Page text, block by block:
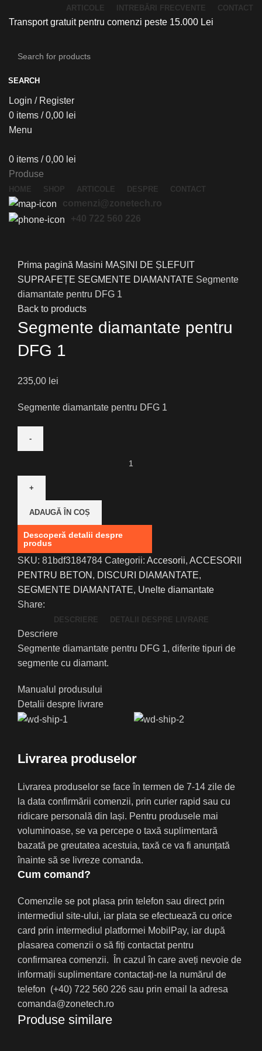
ARTICOLE INTREBĂRI FRECVENTE CONTACT
Transport gratuit pentru comenzi peste 15.000 Lei
SEARCH
Login / Register
0 items / 0,00 lei
Menu
0 items / 0,00 lei
Produse
HOME SHOP ARTICOLE DESPRE CONTACT
comenzi@zonetech.ro
+40 722 560 226
Prima pagină Masini MAȘINI DE ȘLEFUIT
SUPRAFEȚE SEGMENTE DIAMANTATE Segmente
diamantate pentru DFG 1
Back to products
Segmente diamantate pentru
DFG 1
235,00 lei
Segmente diamantate pentru DFG 1
diamantate
DFGADAUGĂ ÎN COȘ
Descoperă detalii despre
produs
SKU: 81bdf3184784 Categorii: Accesorii, ACCESORII
PENTRU BETON , DISCURI DIAMANTATE,
SEGMENTE DIAMANTATE, Unelte diamantate
Share:
DESCRIERE DETALII DESPRE LIVRARE
Descriere
Segmente diamantate pentru DFG 1, diferite tipuri de
segmente cu diamant.
Manualul produsului
Detalii despre livrare
Livrarea produselor
Livrarea produselor se face în termen de 7-14 zile de
la data confirmării comenzii, prin curier rapid sau cu
ridicare personală din Iași. Pentru produsele mai
voluminoase, se va percepe o taxă suplimentară
bazată pe greutatea acestuia, taxă ce va fi anunțată
înainte să se livreze comanda.
Cum comand?
Comenzile se pot plasa prin telefon sau direct prin
intermediul site-ului, iar plata se efectuează cu orice
card prin intermediul platformei MobilPay, iar după
plasarea comenzii o să fiți contactat pentru
confirmarea comenzii. În cazul în care aveți nevoie de
informații suplimentare contactați-ne la numărul de
telefon (+40) 722 560 226 sau prin email la adresa
comanda@zonetech.ro
Produse similare